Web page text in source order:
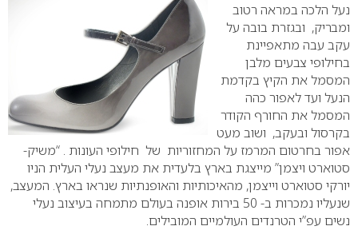
נעל הלכה במראה רטוב
ומבריק, ובגזרת בובה על
עקב עבה מתאפיינת
בחילופי צבעים מלבן
המסמל את הקיץ בקדמת
הנעל ועד לאפור כהה
המסמל את החורף הקודר
בקרסול ובעקב, ושוב מעט
אפור בחרטום המרמז על המחזוריות של חילופי העונות . “משיק-
סטוארט ויצמן” מייצגת בארץ בלעדית את מעצב נעלי העלית הניו
יורקי סטוארט וייצמן, מהאיכותיות והאופנתיות שנראו בארץ. המעצב,
שנעליו נמכרות ב- 50 בירות אופנה בעולם מתמחה בעיצוב נעלי
נשים עפ”י הטרנדים העולמיים המובילים.